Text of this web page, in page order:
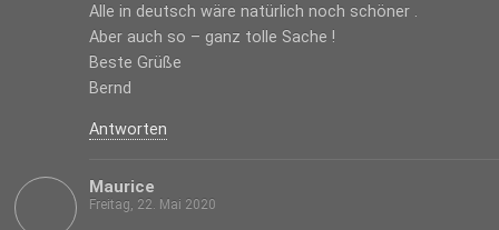
Alle in deutsch wäre natürlich noch schöner .
Aber auch so – ganz tolle Sache !
Beste Grüße
Bernd
Antworten
Maurice
Freitag, 22. Mai 2020